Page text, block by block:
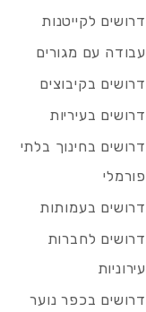
דרושים לקייטנות
עבודה עם מגורים
דרושים בקיבוצים
דרושים בעיריות
דרושים בחינוך בלתי
פורמלי
דרושים בעמותות
דרושים לחברות
עירוניות
דרושים בכפר נוער